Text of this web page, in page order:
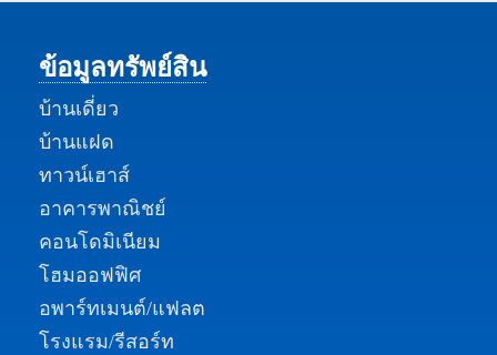
ข้อมูลทรัพย์สิน
บ้านเดี่ยว
บ้านแฝด
ทาวน์เฮาส์
อาคารพาณิชย์
คอนโดมิเนียม
โฮมออฟฟิศ
อพาร์ทเมนต์/แฟลต
โรงแรม/รีสอร์ท